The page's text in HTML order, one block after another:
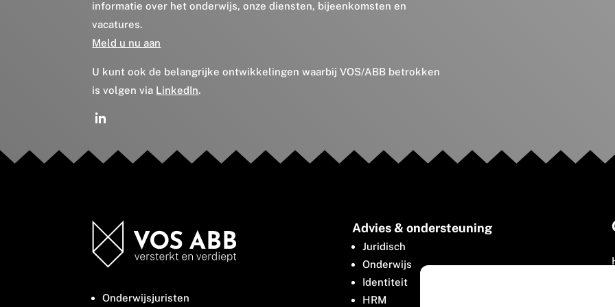
informatie over het onderwijs, onze diensten, bijeenkomsten en
vacatures.
Meld u nu aan
U kunt ook de belangrijke ontwikkelingen waarbij VOS/ABB betrokken
is volgen via LinkedIn.
Onderwijsjuristen
Advies & ondersteuning
Juridisch
Onderwijs
Identiteit
HRM